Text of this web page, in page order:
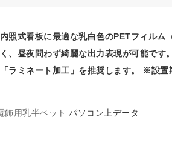
内照式看板に最適な乳白色のPETフィルム
く、昼夜問わず綺麗な出力表現が可能で
「ラミネート加工」を推奨します。 ※設
パソコン上データ